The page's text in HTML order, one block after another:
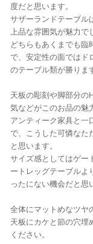
度だと思います。
サザーランドテーブル
上品な雰囲気が魅力で
どちらもあくまでも臨
で、安定性の面ではド
のテーブル類が勝りま
天板の彫刻や脚部分の
気などがこのお品の魅
アンティーク家具と一
で、こうした可憐なた
と思います。
サイズ感としてはゲー
ートレッグテーブルよ
ったにない機会だと思
全体にマットめなツヤ
天板にカケと節の穴埋
ください。